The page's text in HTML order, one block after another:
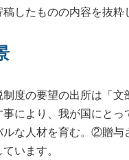
したものの内容を抜
度の要望の出所は「
により、我が国にと
な人材を育む。②贈
います。